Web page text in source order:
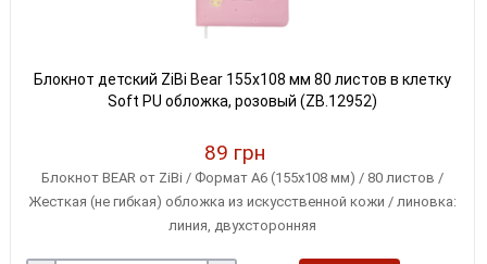
Блокнот детский ZiBi Bear 155x108 мм 80 листов в клетку
Soft PU обложка, розовый (ZB.12952)
89 грн
Блокнот BEAR от ZiBi / Формат А6 (155х108 мм) / 80 листов /
Жесткая (не гибкая) обложка из искусственной кожи / линовка:
линия, двухсторонняя